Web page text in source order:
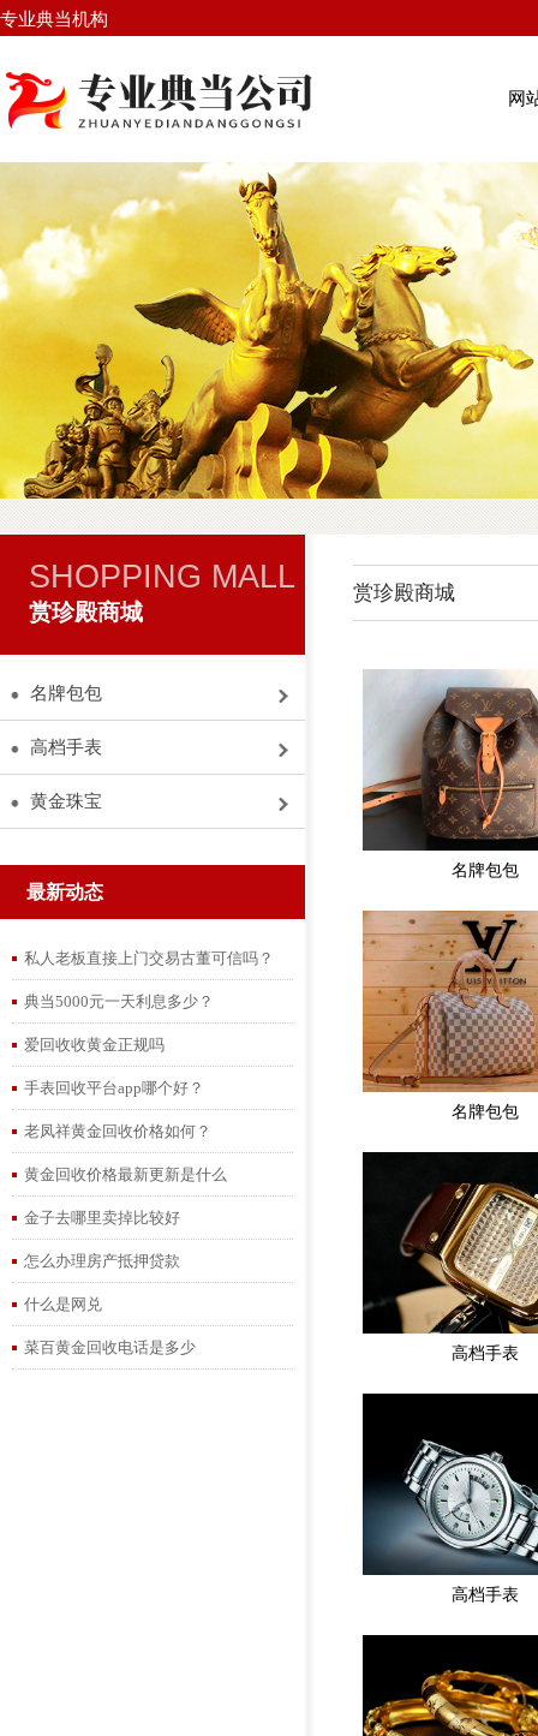
专业典当机构
网
SHOPPING MALL
赏珍殿商城
名牌包包
高档手表
黄金珠宝
最新动态
私人老板直接上门交易古董可信吗？
典当5000元一天利息多少？
爱回收收黄金正规吗
手表回收平台app哪个好？
老凤祥黄金回收价格如何？
黄金回收价格最新更新是什么
金子去哪里卖掉比较好
怎么办理房产抵押贷款
什么是网兑
菜百黄金回收电话是多少
赏珍殿商城
名牌包包
名牌包包
高档手表
高档手表